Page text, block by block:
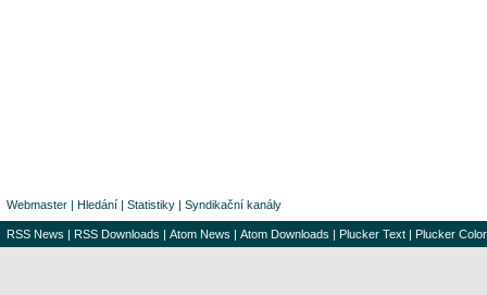
Webmaster | Hledání | Statistiky | Syndikační kanály
RSS News | RSS Downloads | Atom News | Atom Downloads | Plucker Text | Plucker Color